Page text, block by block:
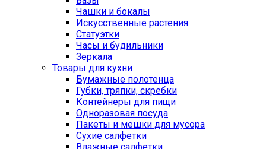
Чашки и бокалы
Искусственные растения
Статуэтки
Часы и будильники
Зеркала
Товары для кухни
Бумажные полотенца
Губки, тряпки, скребки
Контейнеры для пищи
Одноразовая посуда
Пакеты и мешки для мусора
Сухие салфетки